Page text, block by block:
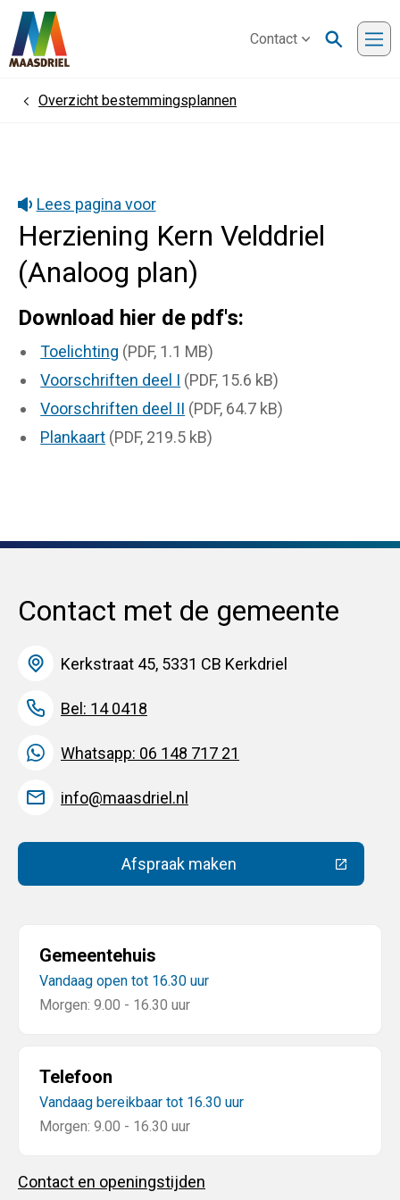
Contact
HomeOverzicht bestemmingsplannen
Lees pagina voor
Herziening Kern Velddriel
(Analoog plan)
Download hier de pdf's:
Toelichting (PDF, 1.1 MB)
Voorschriften deel I (PDF, 15.6 kB)
Voorschriften deel II (PDF, 64.7 kB)
Plankaart (PDF, 219.5 kB)
Contact met de gemeente
Kerkstraat 45, 5331 CB Kerkdriel
Bel: 14 0418
Whatsapp: 06 148 717 21
info@maasdriel.nl
Afspraak maken(Deze link gaat naar een
Gemeentehuis
Vandaag open tot 16.30 uur
Morgen: 9.00 - 16.30 uur
Telefoon
Vandaag bereikbaar tot 16.30 uur
Morgen: 9.00 - 16.30 uur
Contact en openingstijden